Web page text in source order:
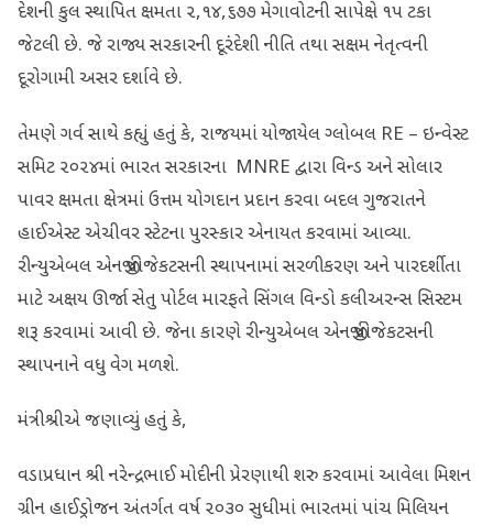
દેશની કુલ સ્થાપિત ક્ષમતા ૨,૧૪,૬૭૭ મેગાવોટની સાપેક્ષે ૧૫ ટકા
જેટલી છે. જે રાજ્ય સરકારની દૂરંદેશી નીતિ તથા સક્ષમ નેતૃત્વની
દૂરોગામી અસર દર્શાવે છે.
તેમણે ગર્વ સાથે કહ્યું હતું કે, રાજયમાં યોજાયેલ ગ્લોબલ RE – ઇન્વેસ્ટ
સમિટ ૨૦૨૪માં ભારત સરકારના MNRE દ્વારા વિન્ડ અને સોલાર
પાવર ક્ષમતા ક્ષેત્રમાં ઉત્તમ યોગદાન પ્રદાન કરવા બદલ ગુજરાતને
હાઈએસ્ટ એચીવર સ્ટેટના પુરસ્કાર એનાયત કરવામાં આવ્યા.
રીન્યુએબલ એનર્જી પ્રોજેકટસની સ્થાપનામાં સરળીકરણ અને પારદર્શીતા
માટે અક્ષય ઊર્જા સેતુ પોર્ટલ મારફતે સિંગલ વિન્ડો કલીઅરન્સ સિસ્ટમ
શરૂ કરવામાં આવી છે. જેના કારણે રીન્યુએબલ એનર્જી પ્રોજેકટસની
સ્થાપનાને વધુ વેગ મળશે.
મંત્રીશ્રીએ જણાવ્યું હતું કે,
વડાપ્રધાન શ્રી નરેન્દ્રભાઈ મોદીની પ્રેરણાથી શરુ કરવામાં આવેલા મિશન
ગ્રીન હાઈડ્રોજન અંતર્ગત વર્ષ ૨૦૩૦ સુધીમાં ભારતમાં પાંચ મિલિયન